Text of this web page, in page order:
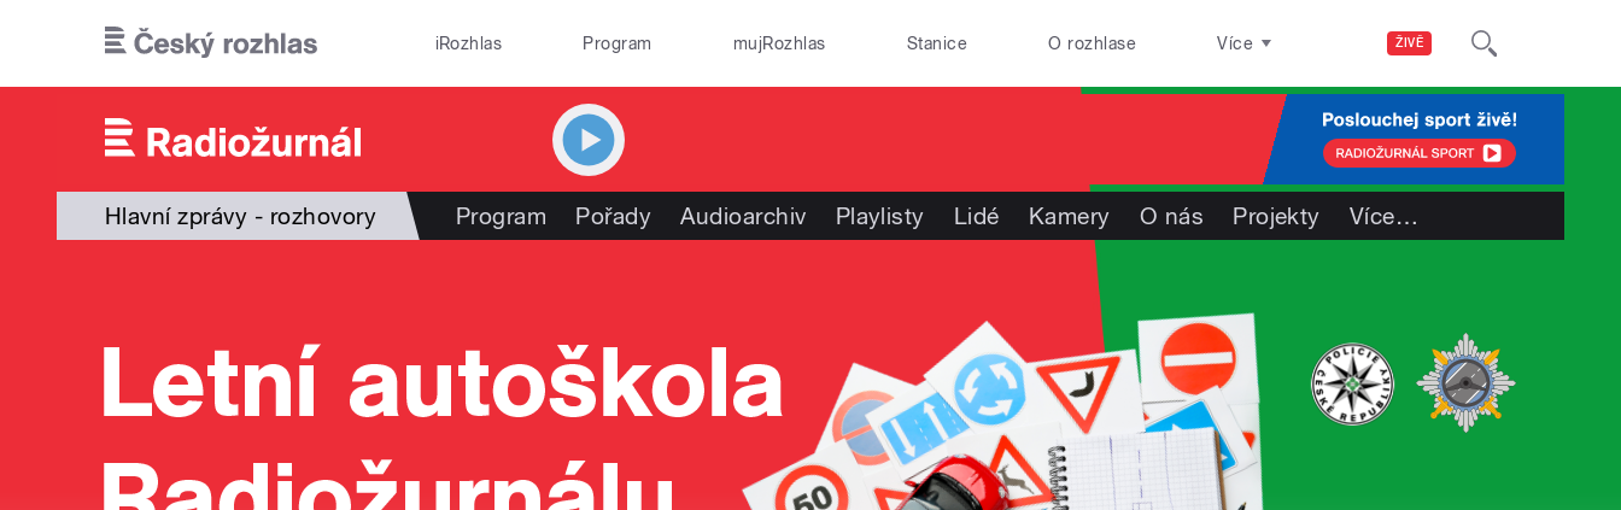
ŽIVĚ
iRozhlas Program mujRozhlas Stanice O rozhlase Více
Hlavní zprávy - rozhovory Program Pořady Audioarchiv Playlisty Lidé Kamery O nás Projekty Více…